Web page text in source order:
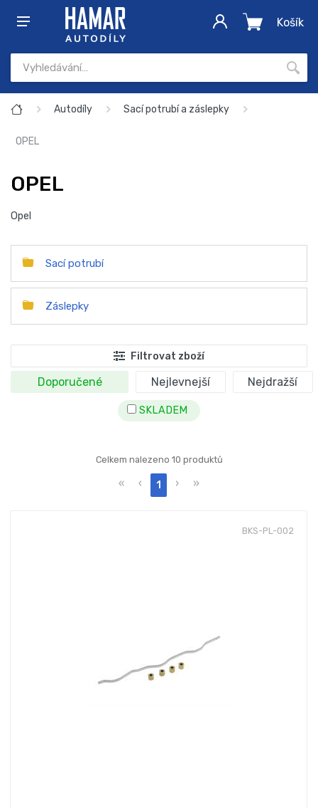
Košík
Autodíly Sací potrubí a záslepky
OPEL
OPEL
Opel
Sací potrubí
Záslepky
Filtrovat zboží
Doporučené Nejlevnejší Nejdražší
SKLADEM
Celkem nalezeno 10 produktů
« ‹ 1 › »
BKS-PL-002